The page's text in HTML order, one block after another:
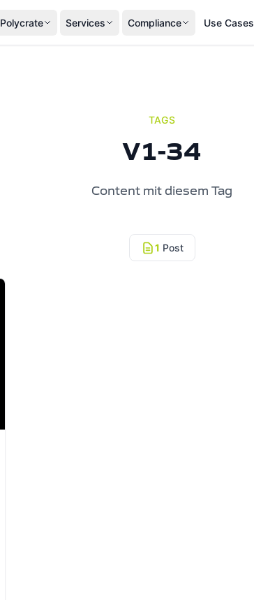
Polycrate Services Compliance Use Cases
TAGS
V1-34
Content mit diesem Tag
1 Post